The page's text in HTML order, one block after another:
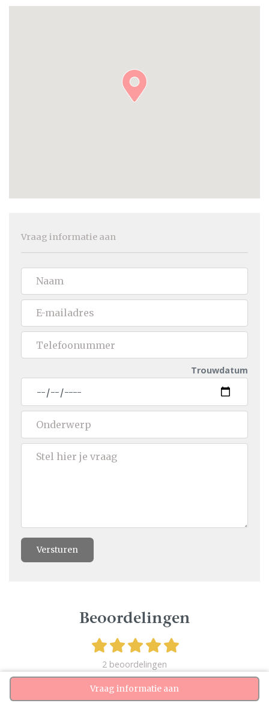
Vraag informatie aan
Vraag informatie aan
Trouwdatum
Versturen
Beoordelingen
2 beoordelingen
Schrijf een beoordeling